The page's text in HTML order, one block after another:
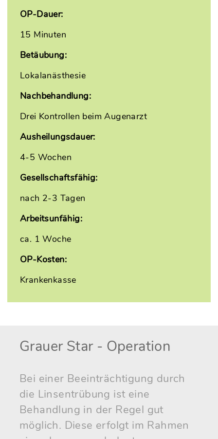
OP-Dauer:
15 Minuten
Betäubung:
Lokalanästhesie
Nachbehandlung:
Drei Kontrollen beim Augenarzt
Ausheilungsdauer:
4-5 Wochen
Gesellschaftsfähig:
nach 2-3 Tagen
Arbeitsunfähig:
ca. 1 Woche
OP-Kosten:
Krankenkasse
Grauer Star - Operation
Bei einer Beeinträchtigung durch
die Linsentrübung ist eine
Behandlung in der Regel gut
möglich. Diese erfolgt im Rahmen